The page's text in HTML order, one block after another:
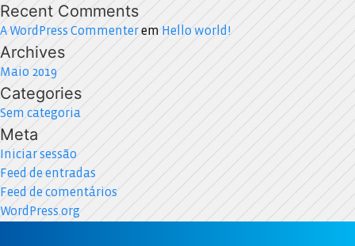
Recent Comments
A WordPress Commenterem Hello world!
Archives
Maio 2019
Categories
Sem categoria
Meta
Iniciar sessão
Feed de entradas
Feed de comentários
WordPress.org